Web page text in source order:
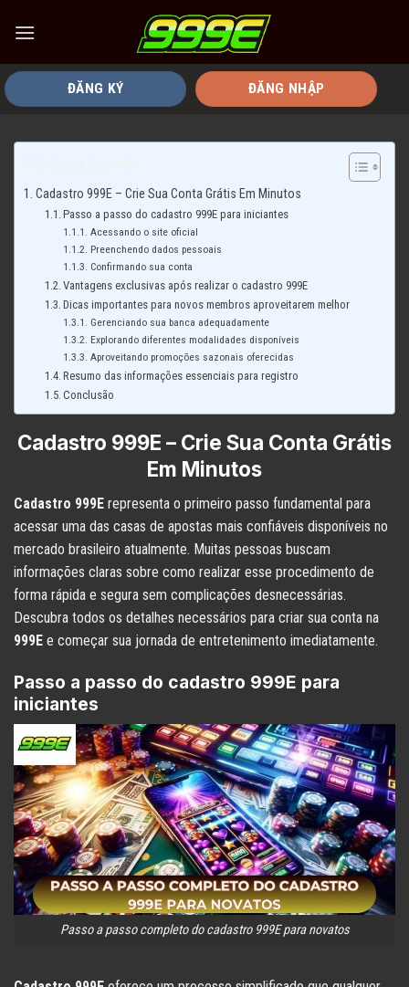
đến
dung
ĐĂNG KÝ ĐĂNG NHẬP
Cadastro 999E – Crie Sua Conta Grátis Em Minutos
Passo a passo do cadastro 999E para iniciantes
Acessando o site oficial
Preenchendo dados pessoais
Confirmando sua conta
Vantagens exclusivas após realizar o cadastro 999E
Dicas importantes para novos membros aproveitarem melhor
Gerenciando sua banca adequadamente
Explorando diferentes modalidades disponíveis
Aproveitando promoções sazonais oferecidas
Resumo das informações essenciais para registro
Conclusão
Cadastro 999E – Crie Sua Conta Grátis
Em Minutos
Cadastro 999E representa o primeiro passo fundamental para
acessar uma das casas de apostas mais confiáveis disponíveis no
mercado brasileiro atualmente. Muitas pessoas buscam
informações claras sobre como realizar esse procedimento de
forma rápida e segura sem complicações desnecessárias.
Descubra todos os detalhes necessários para criar sua conta na
999E e começar sua jornada de entretenimento imediatamente.
Passo a passo do cadastro 999E para
iniciantes
Passo a passo completo do cadastro 999E para novatos